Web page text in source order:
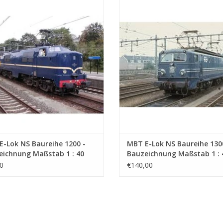
WARENKORB HINZUFÜGEN
Lok NS Baureihe 1200 -
Maßstab 1 : 40
ZUM WARENKORB
MBT E-Lok NS Baureihe
Bauzeichnung Maßstab 1 :
(29.01.504)
€140,00